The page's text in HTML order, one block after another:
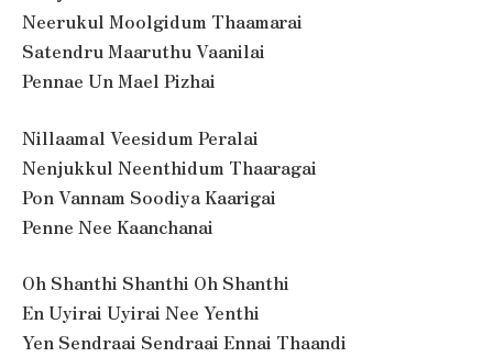
Neerukul Moolgidum Thaamarai
Satendru Maaruthu Vaanilai
Pennae Un Mael Pizhai
Nillaamal Veesidum Peralai
Nenjukkul Neenthidum Thaaragai
Pon Vannam Soodiya Kaarigai
Penne Nee Kaanchanai
Oh Shanthi Shanthi Oh Shanthi
En Uyirai Uyirai Nee Yenthi
Yen Sendraai Sendraai Ennai Thaandi